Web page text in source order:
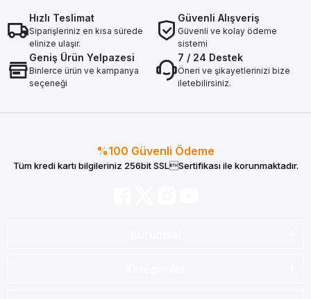
Hızlı Teslimat
Siparişleriniz en kısa sürede
elinize ulaşır.
Güvenli Alışveriş
Güvenli ve kolay ödeme
sistemi
Geniş Ürün Yelpazesi
Binlerce ürün ve kampanya
seçeneği
7 / 24 Destek
Öneri ve şikayetlerinizi bize
iletebilirsiniz.
%100 Güvenli Ödeme
Tüm kredi kartı bilgileriniz 256bit SSLSertifikası ile korunmaktadır.